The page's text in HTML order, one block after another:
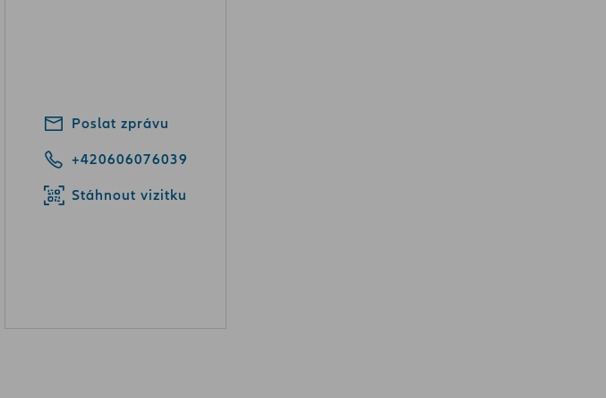
Poslat zprávu
+420606076039
Stáhnout vizitku